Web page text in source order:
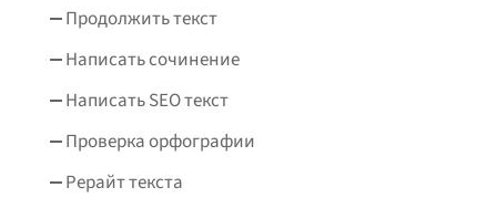
Продолжить текст
Написать сочинение
Написать SEO текст
Проверка орфографии
Рерайт текста